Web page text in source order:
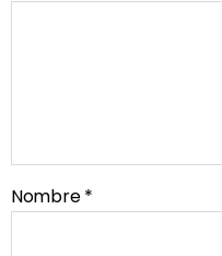
Nombre*